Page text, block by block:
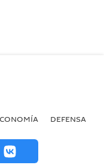
DEFENSA